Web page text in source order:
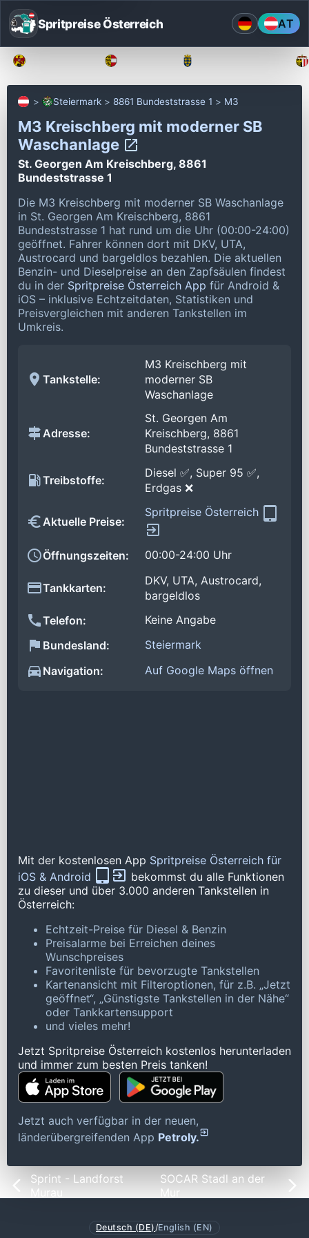
Spritpreise Österreich AT
Steiermark 8861 Bundeststrasse 1 M3
M3 Kreischberg mit moderner SB
Waschanlage
St. Georgen Am Kreischberg, 8861
Bundeststrasse 1
Die M3 Kreischberg mit moderner SB Waschanlage
in St. Georgen Am Kreischberg, 8861
Bundeststrasse 1 hat rund um die Uhr (00:00-24:00)
geöffnet. Fahrer können dort mit DKV, UTA,
Austrocard und bargeldlos bezahlen. Die aktuellen
Benzin- und Dieselpreise an den Zapfsäulen findest
du in der Spritpreise Österreich App für Android &
iOS – inklusive Echtzeitdaten, Statistiken und
Preisvergleichen mit anderen Tankstellen im
Umkreis.
Tankstelle:
M3 Kreischberg mit
moderner SB
Waschanlage
Adresse:
St. Georgen Am
Kreischberg, 8861
Bundeststrasse 1
Treibstoffe:
Diesel ✅, Super 95 ✅,
Erdgas ❌
Aktuelle Preise:
Spritpreise Österreich
Öffnungszeiten: 00:00-24:00 Uhr
Tankkarten:
DKV, UTA, Austrocard,
bargeldlos
Telefon:
Keine Angabe
Bundesland:
Steiermark
Navigation:
Auf Google Maps öffnen
Mit der kostenlosen App Spritpreise Österreich für
iOS & Android
bekommst du alle Funktionen
zu dieser und über 3.000 anderen Tankstellen in
Österreich:
Echtzeit-Preise für Diesel & Benzin
Preisalarme bei Erreichen deines
Wunschpreises
Favoritenliste für bevorzugte Tankstellen
Kartenansicht mit Filteroptionen, für z.B. „Jetzt
geöffnet“, „Günstigste Tankstellen in der Nähe“
oder Tankkartensupport
und vieles mehr!
Jetzt Spritpreise Österreich kostenlos herunterladen
und immer zum besten Preis tanken!
Jetzt auch verfügbar in der neuen,
länderübergreifenden App Petroly.
Sprint - Landforst
Murau
SOCAR Stadl an der
Mur
Deutsch (DE)/English (EN)